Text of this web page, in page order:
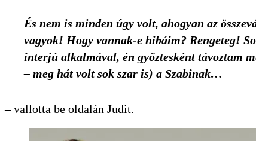
És nem is minden úgy volt, ahogyan az
vagyok! Hogy vannak-e hibáim? Rengeteg!
interjú alkalmával, én győztesként távoztam
– meg hát volt sok szar is) a Szabinak…
– vallotta be oldalán Judit.